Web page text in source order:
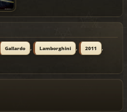
Gallardo , Lamborghini , 2011 ,